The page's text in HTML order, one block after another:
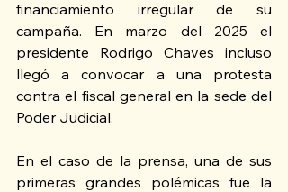
financiamiento irregular de su
campaña. En marzo del 2025 el
presidente Rodrigo Chaves incluso
llegó a convocar a una protesta
contra el fiscal general en la sede del
Poder Judicial.
En el caso de la prensa, una de sus
primeras grandes polémicas fue la